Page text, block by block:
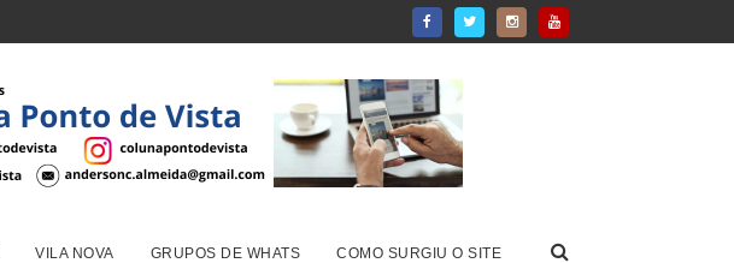
VILA NOVA GRUPOS DE WHATS COMO SURGIU O SITE